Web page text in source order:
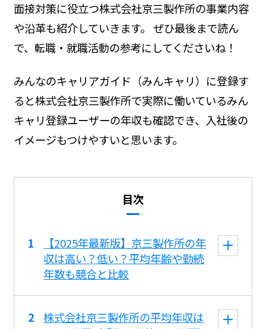
面接対策に役立つ株式会社京三製作所の事業内容
や沿革も紹介していきます。 ぜひ最後まで読ん
で、転職・就職活動の参考にしてくださいね！
みんなのキャリアガイド（みんキャリ）に登録す
ると株式会社京三製作所で実際に働いているみん
キャリ登録ユーザーの年収も確認でき、入社後の
イメージもつけやすいと思います。
目次
【2025年最新版】京三製作所の年
収は高い？低い？平均年齢や勤続
年数も競合と比較
株式会社京三製作所の平均年収は